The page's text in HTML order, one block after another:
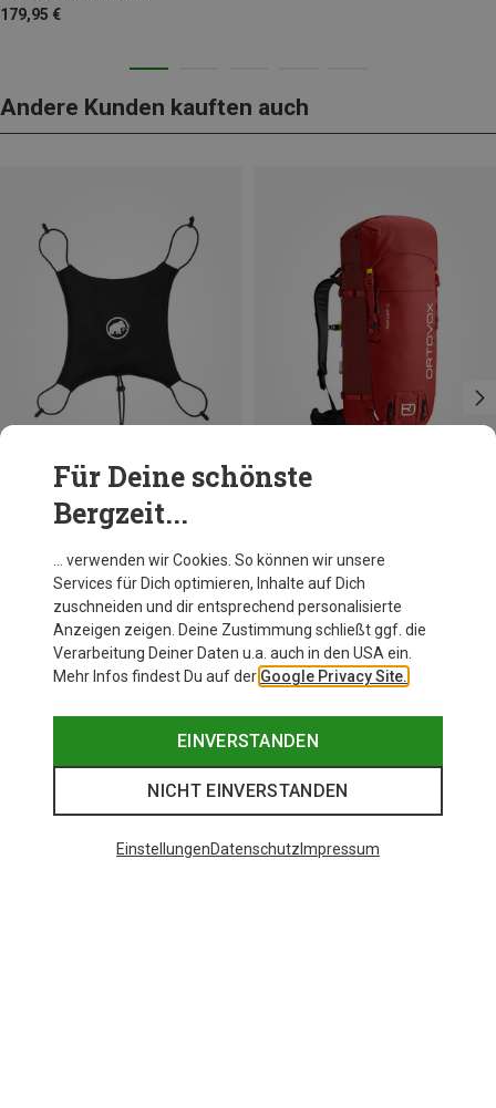
179,95 €
Andere Kunden kauften auch
Du sparst 10%
Für Deine schönste
Bergzeit...
… verwenden wir Cookies. So können wir unsere
Services für Dich optimieren, Inhalte auf Dich
zuschneiden und dir entsprechend personalisierte
Anzeigen zeigen. Deine Zustimmung schließt ggf. die
Verarbeitung Deiner Daten u.a. auch in den USA ein.
Mehr Infos findest Du auf der Google Privacy Site.
EINVERSTANDEN
NICHT EINVERSTANDEN
EinstellungenDatenschutz Impressum